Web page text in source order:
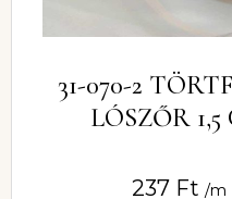
31-070-2
LÓSZŐR 1,5
237 Ft /m